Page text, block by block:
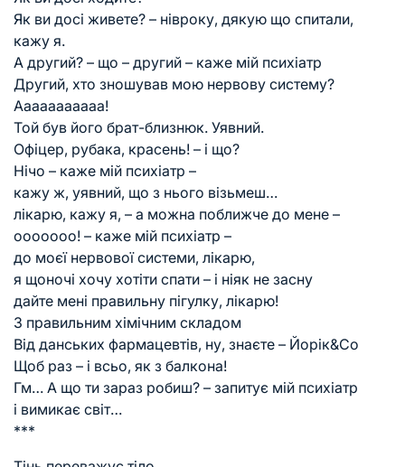
Як ви досі живете? – нівроку, дякую що спитали,
кажу я.
А другий? – що – другий – каже мій психіатр
Другий, хто зношував мою нервову систему?
Ааааааааааа!
Той був його брат-близнюк. Уявний.
Офіцер, рубака, красень! – і що?
Нічо – каже мій психіатр –
кажу ж, уявний, що з нього візьмеш…
лікарю, кажу я, – а можна поближче до мене –
ооооооо! – каже мій психіатр –
до моєї нервової системи, лікарю,
я щоночі хочу хотіти спати – і ніяк не засну
дайте мені правильну пігулку, лікарю!
З правильним хімічним складом
Від данських фармацевтів, ну, знаєте – Йорік&Co
Щоб раз – і всьо, як з балкона!
Гм… А що ти зараз робиш? – запитує мій психіатр
і вимикає світ…
***